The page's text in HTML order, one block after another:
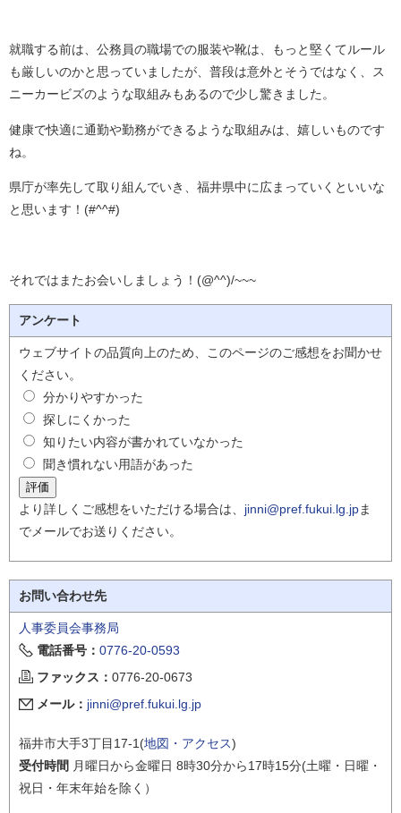
就職する前は、公務員の職場での服装や靴は、もっと堅くてルール
も厳しいのかと思っていましたが、普段は意外とそうではなく、ス
ニーカービズのような取組みもあるので少し驚きました。
健康で快適に通勤や勤務ができるような取組みは、嬉しいものです
ね。
県庁が率先して取り組んでいき、福井県中に広まっていくといいな
と思います！(#^^#)
それではまたお会いしましょう！(@^^)/~~~
アンケート
ウェブサイトの品質向上のため、このページのご感想をお聞かせ
ください。
分かりやすかった
探しにくかった
知りたい内容が書かれていなかった
聞き慣れない用語があった
より詳しくご感想をいただける場合は、 jinni@pref.fukui.lg.jpま
でメールでお送りください。
お問い合わせ先
人事委員会事務局
電話番号： 0776-20-0593
ファックス： 0776-20-0673
メール： jinni@pref.fukui.lg.jp
福井市大手3丁目17-1(地図・アクセス)
受付時間 月曜日から金曜日 8時30分から17時15分(土曜・日曜・
祝日・年末年始を除く）